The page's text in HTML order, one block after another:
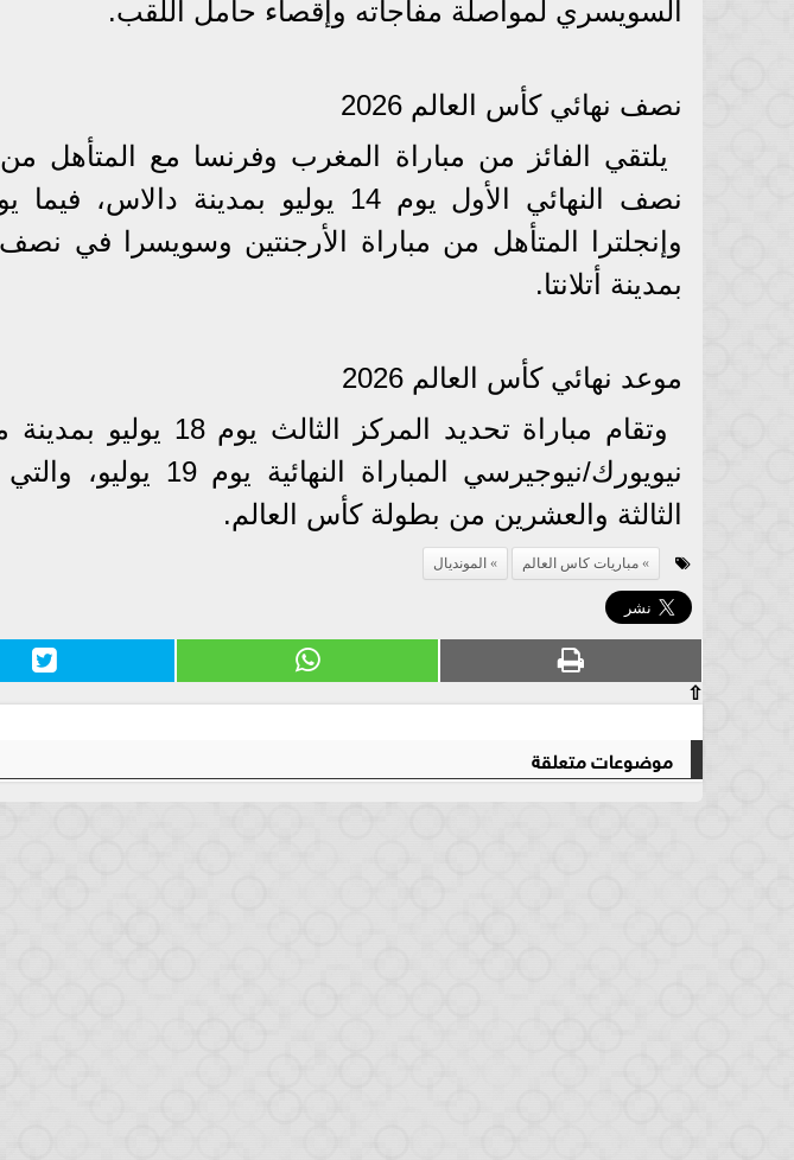
السويسري لمواصلة مفاجآته وإقصاء حامل اللقب.
نصف نهائي كأس العالم 2026
يلتقي الفائز من مباراة المغرب وفرنسا مع المتأهل
نصف النهائي الأول يوم 14 يوليو بمدينة
بمدينة أتلانتا.
موعد نهائي كأس العالم 2026
وتقام مباراة تحديد
نيويورك/نيوجيرسي
الثالثة والعشرين من بطولة كأس العالم.
مباريات كاس العالم المونديال
⇧
موضوعات متعلقة